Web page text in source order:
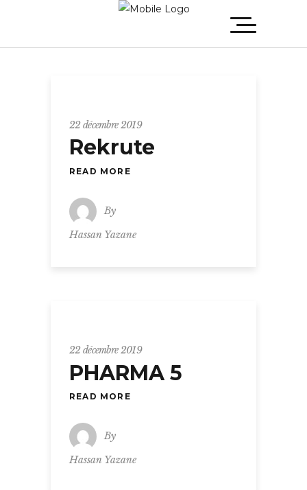
22 décembre 2019
Rekrute
READ MORE
By
Hassan Yazane
22 décembre 2019
PHARMA 5
READ MORE
By
Hassan Yazane